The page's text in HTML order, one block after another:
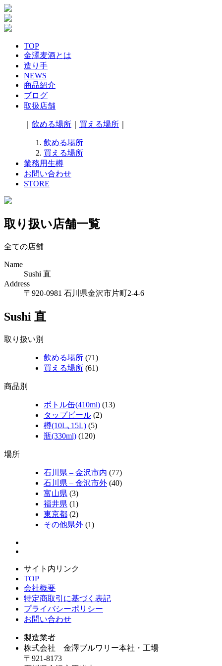
TOP
金澤麦酒とは
造り手
NEWS
商品紹介
ブログ
取扱店舗
飲める場所 買える場所
飲める場所
買える場所
業務用生樽
お問い合わせ
STORE
取り扱い店舗一覧
全ての店舗
Name
Sushi 直
Address
〒920-0981 石川県金沢市片町2-4-6
Sushi 直
取り扱い別
飲める場所 (71)
買える場所 (61)
商品別
ボトル缶(410ml) (13)
タップビール (2)
樽(10L､15L) (5)
瓶(330ml) (120)
場所
石川県 – 金沢市内 (77)
石川県 – 金沢市外 (40)
富山県 (3)
福井県 (1)
東京都 (2)
その他県外 (1)
サイト内リンク
TOP
会社概要
特定商取引に基づく表記
プライバシーポリシー
お問い合わせ
製造業者
株式会社 金澤ブルワリー本社・工場
〒921-8173